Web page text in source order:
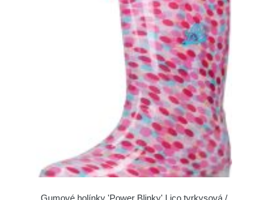
Gumové holínky 'Power Blinky' Lico tyrkysová /